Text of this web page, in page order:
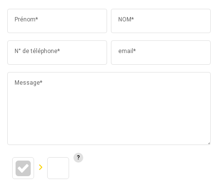
Prénom* NOM*
N° de téléphone* email*
Message*